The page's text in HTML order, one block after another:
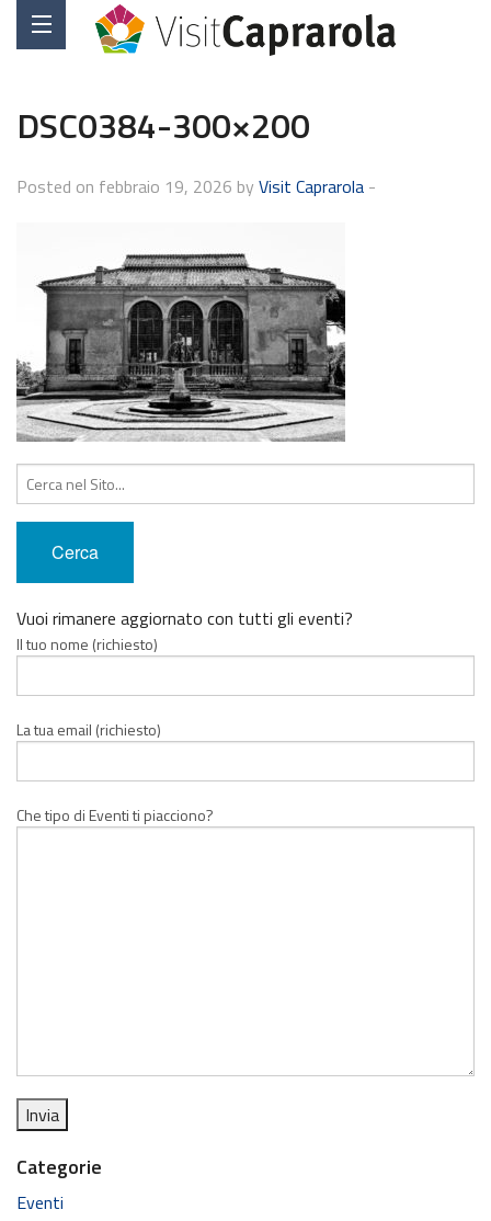
DSC0384-300×200
Posted on febbraio 19, 2026 by Visit Caprarola -
Cerca:
Vuoi rimanere aggiornato con tutti gli eventi?
Il tuo nome (richiesto)
La tua email (richiesto)
Che tipo di Eventi ti piacciono?
Categorie
Eventi